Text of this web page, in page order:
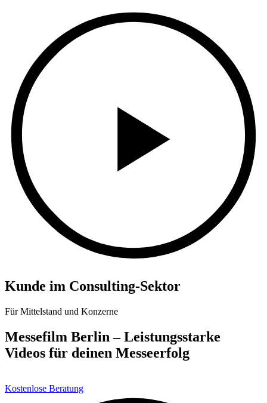
Kunde im Consulting-Sektor
Für Mittelstand und Konzerne
Messefilm Berlin – Leistungsstarke
Videos für deinen Messeerfolg
Kostenlose Beratung